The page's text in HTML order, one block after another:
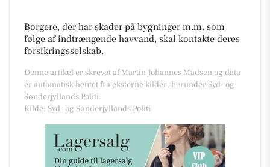
Borgere, der har skader på bygninger m.m. som
følge af indtrængende havvand, skal kontakte deres
forsikringsselskab.
Denne artikel er skrevet af Martin Johannes Madsen og data
er automatisk hentet fra eksterne kilder, herunder Syd- og
Sønderjyllands Politi.
Kilde: Syd- og Sønderjyllands Politi